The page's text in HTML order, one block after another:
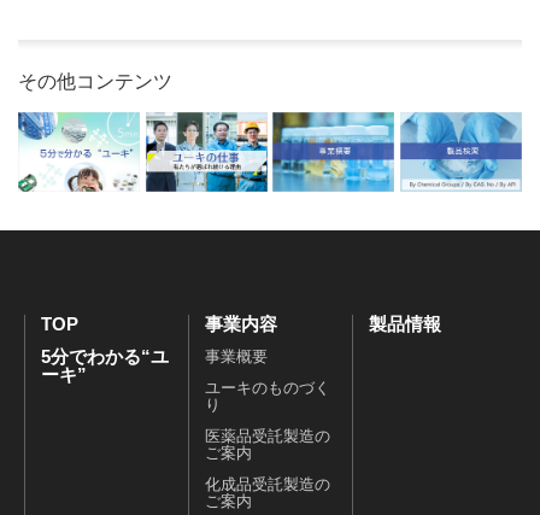
その他コンテンツ
TOP
5分でわかる“ユ
ーキ”
事業内容
事業概要
ユーキのものづく
り
医薬品受託製造の
ご案内
化成品受託製造の
ご案内
製品情報